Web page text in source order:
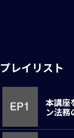
プレイリスト
本講座
ン法務